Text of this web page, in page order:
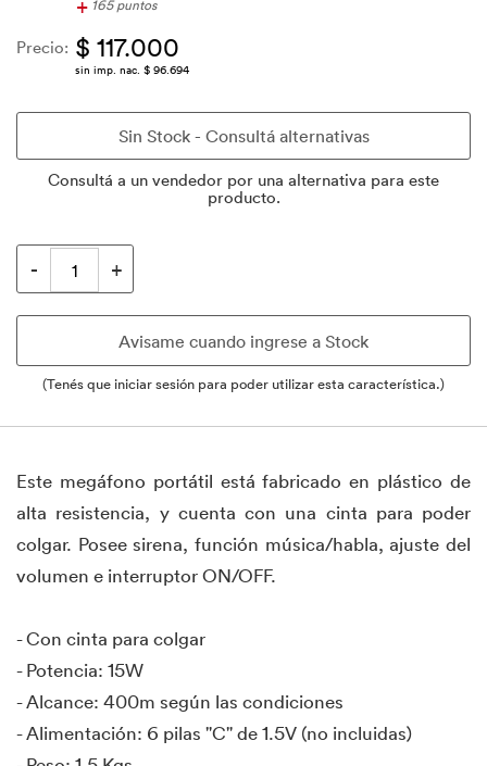
+ 165 puntos
Precio: $ 117.000
sin imp. nac. $ 96.694
Consultá a un vendedor por una alternativa para este
producto.
(Tenés que iniciar sesión para poder utilizar esta característica.)
Este megáfono portátil está fabricado en plástico de
alta resistencia, y cuenta con una cinta para poder
colgar. Posee sirena, función música/habla, ajuste del
volumen e interruptor ON/OFF.
- Con cinta para colgar
- Potencia: 15W
- Alcance: 400m según las condiciones
- Alimentación: 6 pilas "C" de 1.5V (no incluidas)